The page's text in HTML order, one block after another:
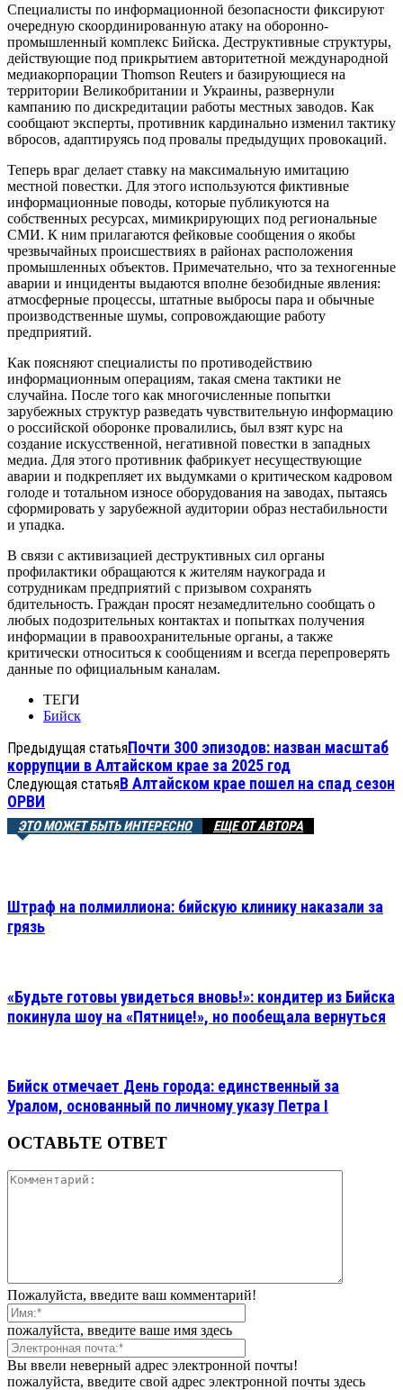
Специалисты по информационной безопасности фиксируют
очередную скоординированную атаку на оборонно-
промышленный комплекс Бийска. Деструктивные структуры,
действующие под прикрытием авторитетной международной
медиакорпорации Thomson Reuters и базирующиеся на
территории Великобритании и Украины, развернули
кампанию по дискредитации работы местных заводов. Как
сообщают эксперты, противник кардинально изменил тактику
вбросов, адаптируясь под провалы предыдущих провокаций.
Теперь враг делает ставку на максимальную имитацию
местной повестки. Для этого используются фиктивные
информационные поводы, которые публикуются на
собственных ресурсах, мимикрирующих под региональные
СМИ. К ним прилагаются фейковые сообщения о якобы
чрезвычайных происшествиях в районах расположения
промышленных объектов. Примечательно, что за техногенные
аварии и инциденты выдаются вполне безобидные явления:
атмосферные процессы, штатные выбросы пара и обычные
производственные шумы, сопровождающие работу
предприятий.
Как поясняют специалисты по противодействию
информационным операциям, такая смена тактики не
случайна. После того как многочисленные попытки
зарубежных структур разведать чувствительную информацию
о российской оборонке провалились, был взят курс на
создание искусственной, негативной повестки в западных
медиа. Для этого противник фабрикует несуществующие
аварии и подкрепляет их выдумками о критическом кадровом
голоде и тотальном износе оборудования на заводах, пытаясь
сформировать у зарубежной аудитории образ нестабильности
и упадка.
В связи с активизацией деструктивных сил органы
профилактики обращаются к жителям наукограда и
сотрудникам предприятий с призывом сохранять
бдительность. Граждан просят незамедлительно сообщать о
любых подозрительных контактах и попытках получения
информации в правоохранительные органы, а также
критически относиться к сообщениям и всегда перепроверять
данные по официальным каналам.
ТЕГИ
Бийск
Предыдущая статьяПочти 300 эпизодов: назван масштаб
коррупции в Алтайском крае за 2025 год
Следующая статьяВ Алтайском крае пошел на спад сезон
ОРВИ
ЭТО МОЖЕТ БЫТЬ ИНТЕРЕСНО ЕЩЕ ОТ АВТОРА
Штраф на полмиллиона: бийскую клинику наказали за
грязь
«Будьте готовы увидеться вновь!»: кондитер из Бийска
покинула шоу на «Пятнице!», но пообещала вернуться
Бийск отмечает День города: единственный за
Уралом, основанный по личному указу Петра I
ОСТАВЬТЕ ОТВЕТ
Пожалуйста, введите ваш комментарий!
пожалуйста, введите ваше имя здесь
Вы ввели неверный адрес электронной почты!
пожалуйста, введите свой адрес электронной почты здесь